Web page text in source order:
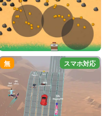
無 スマホ対応